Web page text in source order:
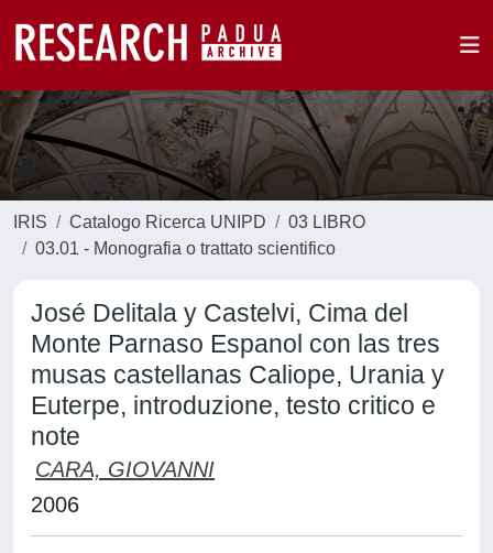
IRIS Catalogo Ricerca UNIPD
03 LIBRO
03.01 - Monografia o trattato scientifico
José Delitala y Castelvi­, Cima del
Monte Parnaso Espanol con las tres
musas castellanas Cali­ope, Urania y
Euterpe, introduzione, testo critico e
note
CARA, GIOVANNI
2006